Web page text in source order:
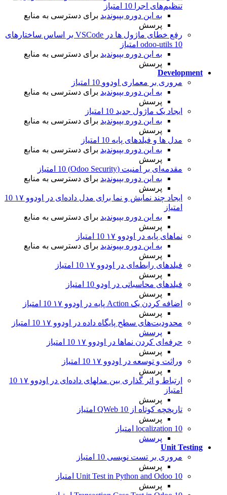
تنظیم‌های اجرا
10 امتیاز
به این دوره بپیوندید برای دسترسی به منابع
پرسش
رفع خطای ماژول ها در VSCode بر اساس ساختارهای
odoo-utils 10 امتیاز
به این دوره بپیوندید برای دسترسی به منابع
پرسش
Development
مروری بر معماری اودوو 10 امتیاز
به این دوره بپیوندید برای دسترسی به منابع
پرسش
ایجاد یک ماژول جدید 10 امتیاز
به این دوره بپیوندید برای دسترسی به منابع
پرسش
مدل ها و فیلدهای پایه 10 امتیاز
به این دوره بپیوندید برای دسترسی به منابع
پرسش
مقدمه‌ای بر امنیت (Odoo Security)
10 امتیاز
به این دوره بپیوندید برای دسترسی به منابع
پرسش
ایجاد چند نمایش و نما برای مدل داده‌ای در اودوو ۱۷
10
امتیاز
به این دوره بپیوندید برای دسترسی به منابع
پرسش
نماهای پایه در اودوو ۱۷
10 امتیاز
به این دوره بپیوندید برای دسترسی به منابع
پرسش
فیلدهای رابطه‌ای در اودوو ۱۷
10 امتیاز
پرسش
فیلدهای محاسباتی در اودو 10 امتیاز
پرسش
اضافه کردن یک Action پایه در اودوو ۱۷
10 امتیاز
پرسش
محدودیت‌های سطح پایگاه داده در اودوو ۱۷
10 امتیاز
پرسش
حرفه‌ای کردن نماها در اودوو ۱۷
10 امتیاز
پرسش
وراثت و توسعه در اودوو ۱۷
10 امتیاز
پرسش
ارتباط و اثر گذاری بین مدلهای داده‌ای در اودوو ۱۷
10
امتیاز
پرسش
تاریخچه کوتاه از QWeb 10 امتیاز
پرسش
localization 10 امتیاز
پرسش
Unit Testing
مروری بر تست نویسی 10 امتیاز
پرسش
Unit Test in Python and Odoo 10 امتیاز
پرسش